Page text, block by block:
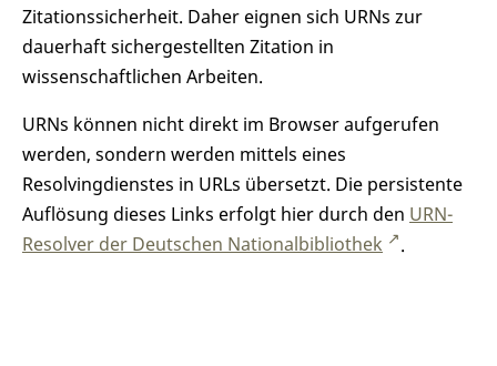
Zitationssicherheit. Daher eignen sich URNs zur
dauerhaft sichergestellten Zitation in
wissenschaftlichen Arbeiten.
URNs können nicht direkt im Browser aufgerufen
werden, sondern werden mittels eines
Resolvingdienstes in URLs übersetzt. Die persistente
Auflösung dieses Links erfolgt hier durch den URN-
Resolver der Deutschen Nationalbibliothek
.